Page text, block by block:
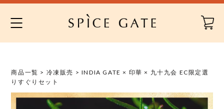
Skip
content
商品一覧 > 冷凍販売 > INDIA GATE × 印華 × 九十九会 EC限定選
りすぐりセット